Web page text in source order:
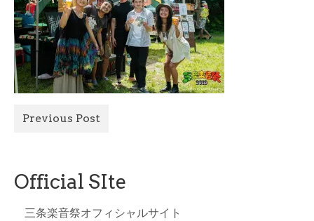
All Photo
Official Site
Previous Post
Official SIte
三条楽音祭オフィシャルサイト